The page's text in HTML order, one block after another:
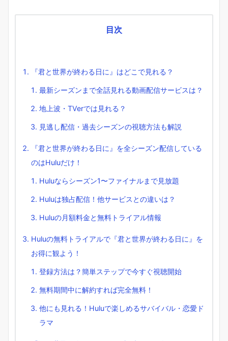
目次
『君と世界が終わる日に』はどこで見れる？
最新シーズンまで全話見れる動画配信サービスは？
地上波・TVerでは見れる？
見逃し配信・過去シーズンの視聴方法も解説
『君と世界が終わる日に』を全シーズン配信している
のはHuluだけ！
Huluならシーズン1〜ファイナルまで見放題
Huluは独占配信！他サービスとの違いは？
Huluの月額料金と無料トライアル情報
Huluの無料トライアルで『君と世界が終わる日に』を
お得に観よう！
登録方法は？簡単ステップで今すぐ視聴開始
無料期間中に解約すれば完全無料！
他にも見れる！Huluで楽しめるサバイバル・恋愛ド
ラマ